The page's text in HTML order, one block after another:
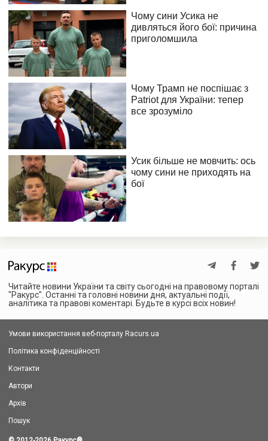
Читайте новини України та світу сьогодні на правовому порталі
"Ракурс". Останні та головні новини дня, актуальні події,
аналітика та правові коментарі. Будьте в курсі всіх новин!
Умови використання веб-порталу Racurs.ua
Політика конфіденційності
Контакти
Автори
Архів
Пошук